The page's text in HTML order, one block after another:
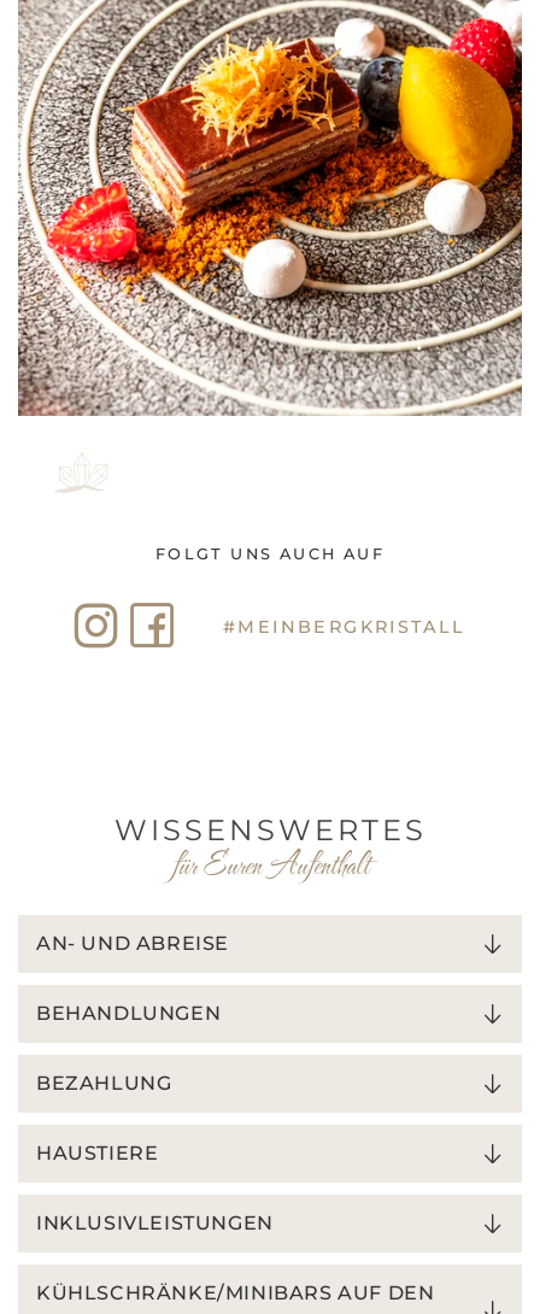
FOLGT UNS AUCH AUF
#MEINBERGKRISTALL
WISSENSWERTES
für Euren Aufenthalt
AN- UND ABREISE
BEHANDLUNGEN
BEZAHLUNG
HAUSTIERE
INKLUSIVLEISTUNGEN
KÜHLSCHRÄNKE/MINIBARS AUF DEN